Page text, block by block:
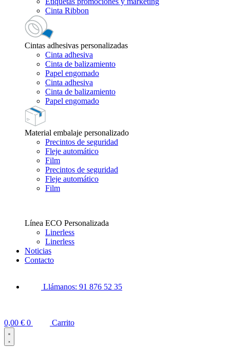
Cinta Ribbon
Cintas adhesivas personalizadas
Cinta adhesiva
Cinta de balizamiento
Papel engomado
Cinta adhesiva
Cinta de balizamiento
Papel engomado
Material embalaje personalizado
Precintos de seguridad
Fleje automático
Film
Precintos de seguridad
Fleje automático
Film
Línea ECO Personalizada
Linerless
Linerless
Noticias
Contacto
Llámanos: 91 876 52 35
0,00 € 0 Carrito